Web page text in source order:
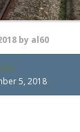
by al60
5, 2018